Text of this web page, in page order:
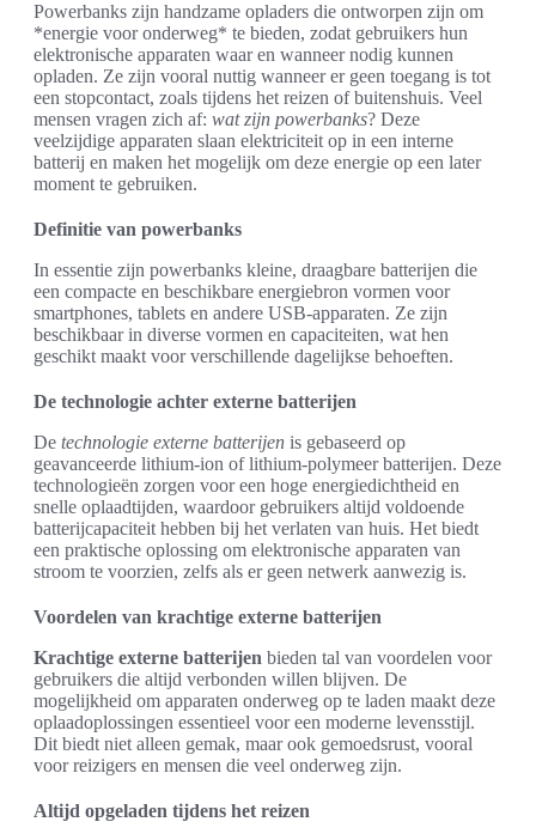
Powerbanks zijn handzame opladers die ontworpen zijn om
*energie voor onderweg* te bieden, zodat gebruikers hun
elektronische apparaten waar en wanneer nodig kunnen
opladen. Ze zijn vooral nuttig wanneer er geen toegang is tot
een stopcontact, zoals tijdens het reizen of buitenshuis. Veel
mensen vragen zich af: wat zijn powerbanks? Deze
veelzijdige apparaten slaan elektriciteit op in een interne
batterij en maken het mogelijk om deze energie op een later
moment te gebruiken.
Definitie van powerbanks
In essentie zijn powerbanks kleine, draagbare batterijen die
een compacte en beschikbare energiebron vormen voor
smartphones, tablets en andere USB-apparaten. Ze zijn
beschikbaar in diverse vormen en capaciteiten, wat hen
geschikt maakt voor verschillende dagelijkse behoeften.
De technologie achter externe batterijen
De technologie externe batterijen is gebaseerd op
geavanceerde lithium-ion of lithium-polymeer batterijen. Deze
technologieën zorgen voor een hoge energiedichtheid en
snelle oplaadtijden, waardoor gebruikers altijd voldoende
batterijcapaciteit hebben bij het verlaten van huis. Het biedt
een praktische oplossing om elektronische apparaten van
stroom te voorzien, zelfs als er geen netwerk aanwezig is.
Voordelen van krachtige externe batterijen
Krachtige externe batterijen bieden tal van voordelen voor
gebruikers die altijd verbonden willen blijven. De
mogelijkheid om apparaten onderweg op te laden maakt deze
oplaadoplossingen essentieel voor een moderne levensstijl.
Dit biedt niet alleen gemak, maar ook gemoedsrust, vooral
voor reizigers en mensen die veel onderweg zijn.
Altijd opgeladen tijdens het reizen